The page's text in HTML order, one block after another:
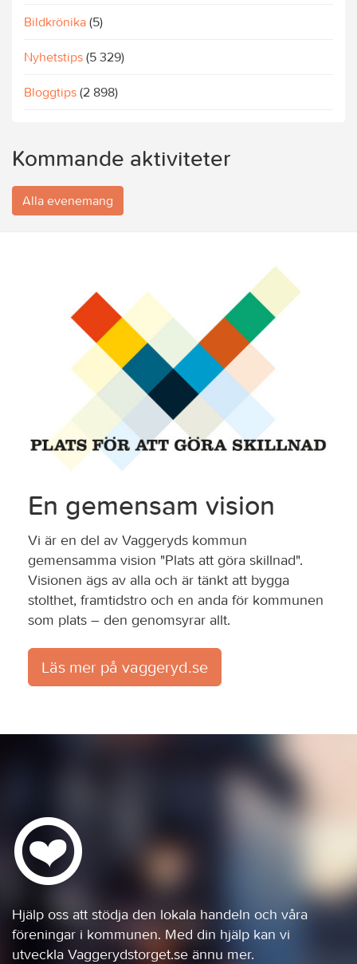
Bildkrönika (5)
Nyhetstips (5 329)
Bloggtips (2 898)
Kommande aktiviteter
Alla evenemang
En gemensam vision
Vi är en del av Vaggeryds kommun
gemensamma vision "Plats att göra skillnad".
Visionen ägs av alla och är tänkt att bygga
stolthet, framtidstro och en anda för kommunen
som plats – den genomsyrar allt.
Läs mer på vaggeryd.se
Hjälp oss att stödja den lokala handeln och våra
föreningar i kommunen. Med din hjälp kan vi
utveckla Vaggerydstorget.se ännu mer.